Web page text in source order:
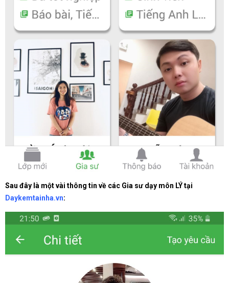
Sau đây là một vài thông tin về các Gia sư dạy môn LÝ tại
Daykemtainha.vn: